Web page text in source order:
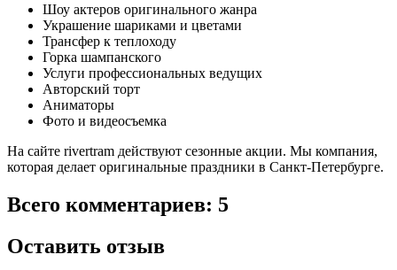
Шоу актеров оригинального жанра
Украшение шариками и цветами
Трансфер к теплоходу
Горка шампанского
Услуги профессиональных ведущих
Авторский торт
Аниматоры
Фото и видеосъемка
На сайте rivertram действуют сезонные акции. Мы компания,
которая делает оригинальные праздники в Санкт-Петербурге.
Всего комментариев: 5
Оставить отзыв